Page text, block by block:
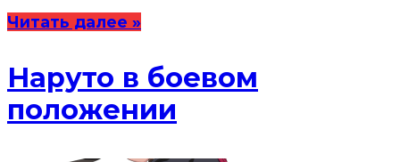
Читать далее »
Наруто в боевом
положении